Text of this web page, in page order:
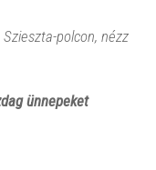
polcon, nézz
ünnepeket